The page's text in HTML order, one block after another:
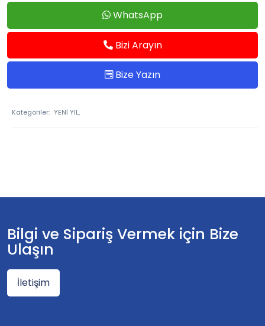
WhatsApp
Bizi Arayın
Bize Yazın
Kategoriler: YENİ YIL,
Bilgi ve Sipariş Vermek için Bize
Ulaşın
İletişim